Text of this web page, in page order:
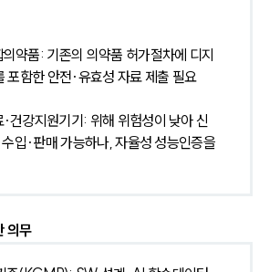
약품: 기존의 의약품 허가절차에 디지
포함한 안전·유효성 자료 제출 필요
건강지원기기: 위해 위험성이 낮아 신
입·판매 가능하나, 자율성 성능인증을
의무